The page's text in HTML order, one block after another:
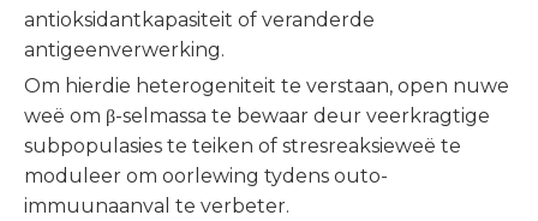
antioksidantkapasiteit of veranderde
antigeenverwerking.
Om hierdie heterogeniteit te verstaan, open nuwe
weë om β-selmassa te bewaar deur veerkragtige
subpopulasies te teiken of stresreaksieweë te
moduleer om oorlewing tydens outo-
immuunaanval te verbeter.